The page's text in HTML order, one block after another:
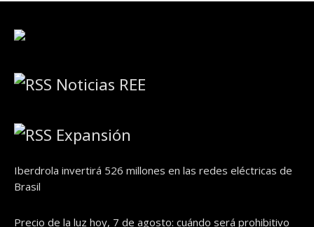
Noticias REE
Expansión
Iberdrola invertirá 526 millones en las redes eléctricas de
Brasil
Precio de la luz hoy, 7 de agosto: cuándo será prohibitivo